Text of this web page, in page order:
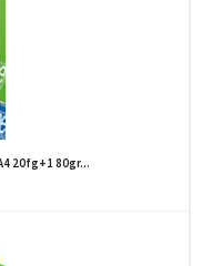
20fg+1 80gr...